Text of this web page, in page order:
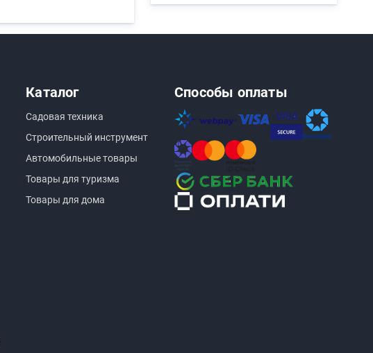
Каталог
Садовая техника
Строительный инструмент
Автомобильные товары
Товары для туризма
Товары для дома
Способы оплаты